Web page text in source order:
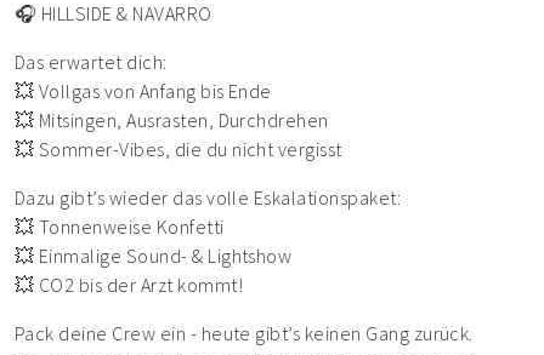
🎧 HILLSIDE & NAVARRO
Das erwartet dich:
💥 Vollgas von Anfang bis Ende
💥 Mitsingen, Ausrasten, Durchdrehen
💥 Sommer-Vibes, die du nicht vergisst
Dazu gibt’s wieder das volle Eskalationspaket:
💥 Tonnenweise Konfetti
💥 Einmalige Sound- & Lightshow
💥 CO2 bis der Arzt kommt!
Pack deine Crew ein - heute gibt’s keinen Gang zurück.